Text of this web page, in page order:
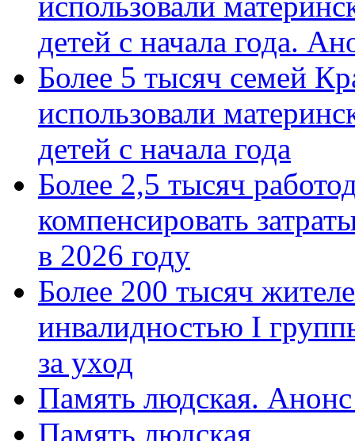
детей с начала года.
Более 5 тысяч семей
использовали
детей с начала года
Более 2,5 тысяч
компенсировать
в 2026 году
Более 200 тысяч
инвалидностью I
за уход
Память людская.
Память людская